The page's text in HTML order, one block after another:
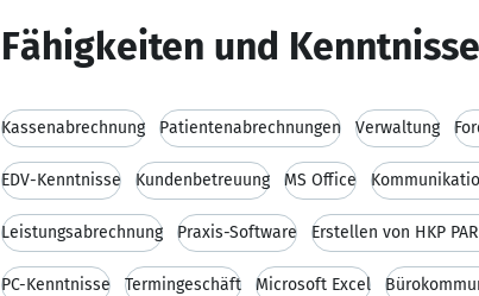
Fähigkeiten und Kenntnisse
Kassenabrechnung Patientenabrechnungen Verwaltung
EDV-Kenntnisse Kundenbetreuung MS Office
Leistungsabrechnung Praxis-Software Erstellen von HKP
PC-Kenntnisse Termingeschäft Microsoft Excel